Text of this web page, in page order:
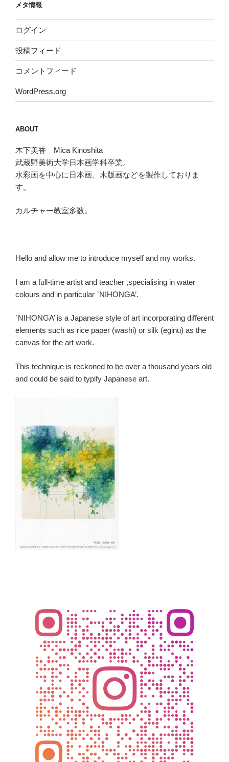
メタ情報
ログイン
投稿フィード
コメントフィード
WordPress.org
ABOUT
木下美香 Mica Kinoshita
武蔵野美術大学日本画学科卒業。
水彩画を中心に日本画、木版画などを製作しておりま
す。
カルチャー教室多数。
Hello and allow me to introduce myself and my works.
I am a full-time artist and teacher ,specialising in water
colours and in particular `NIHONGA’.
`NIHONGA’ is a Japanese style of art incorporating different
elements such as rice paper (washi) or silk (eginu) as the
canvas for the art work.
This technique is reckoned to be over a thousand years old
and could be said to typify Japanese art.